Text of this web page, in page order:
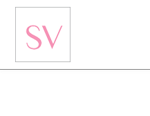
Panneau de gestion des cookies